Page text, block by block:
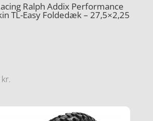
Ralph Addix Performance
TL-Easy Foldedæk – 27,5×2,25
kr.